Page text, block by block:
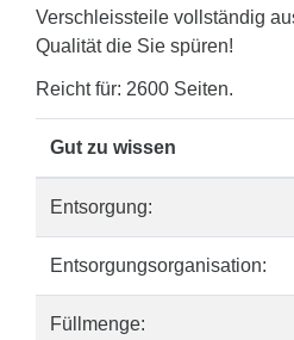
Verschleissteile vollständig
Qualität die Sie spüren!
Reicht für: 2600 Seiten.
Gut zu wissen
Entsorgung:
Entsorgungsorganisation:
Füllmenge: